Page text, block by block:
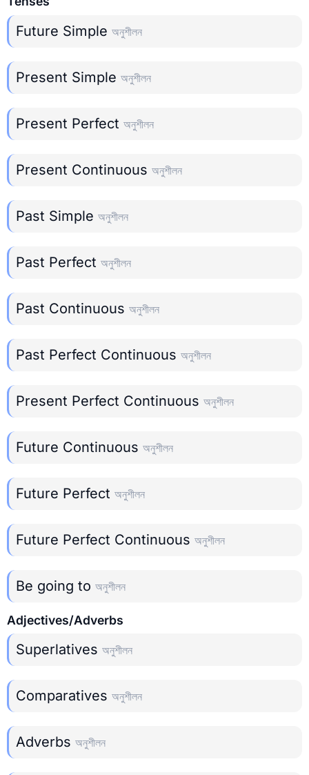
Future Simple অনুশীলন
Present Simple অনুশীলন
Present Perfect অনুশীলন
Present Continuous অনুশীলন
Past Simple অনুশীলন
Past Perfect অনুশীলন
Past Continuous অনুশীলন
Past Perfect Continuous অনুশীলন
Present Perfect Continuous অনুশীলন
Future Continuous অনুশীলন
Future Perfect অনুশীলন
Future Perfect Continuous অনুশীলন
Be going to অনুশীলন
Adjectives/Adverbs
Superlatives অনুশীলন
Comparatives অনুশীলন
Adverbs অনুশীলন